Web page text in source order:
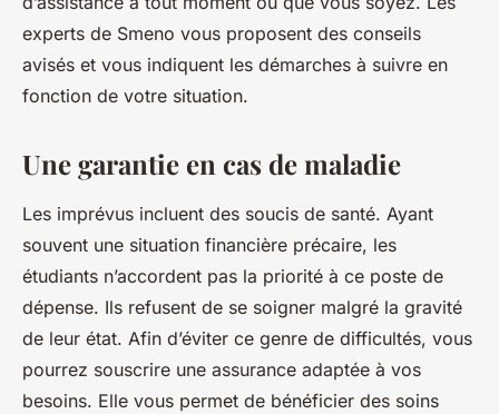
experts de Smeno vous proposent des conseils
avisés et vous indiquent les démarches à suivre en
fonction de votre situation.
Une garantie en cas de maladie
Les imprévus incluent des soucis de santé. Ayant
souvent une situation financière précaire, les
étudiants n’accordent pas la priorité à ce poste de
dépense. Ils refusent de se soigner malgré la gravité
de leur état. Afin d’éviter ce genre de difficultés, vous
pourrez souscrire une assurance adaptée à vos
besoins. Elle vous permet de bénéficier des soins